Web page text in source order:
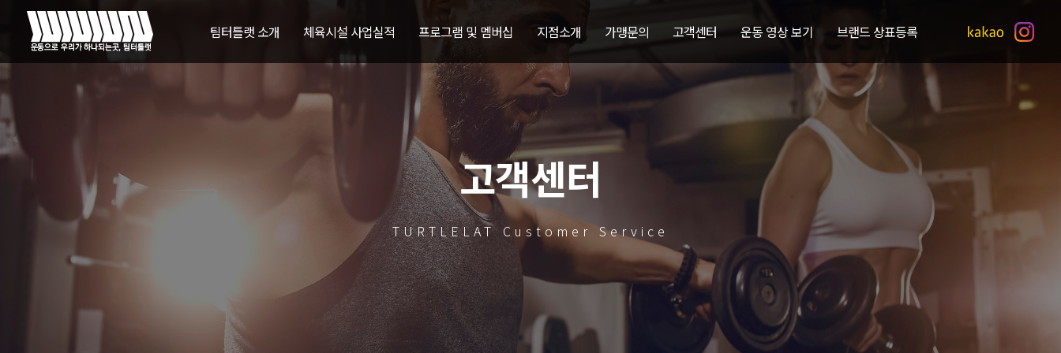
팀터틀랫 소개 체육시설 사업실적 프로그램 및 멤버십 지점소개 가맹문의 고객센터 운동 영상 보기 브랜드 상표등록
고객센터
TURTLELAT Customer Service